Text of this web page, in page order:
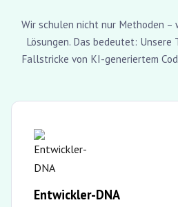
Wir schulen nicht nur Methoden
Lösungen. Das bedeutet: Unsere
Fallstricke von KI-generiertem
Entwickler-DNA